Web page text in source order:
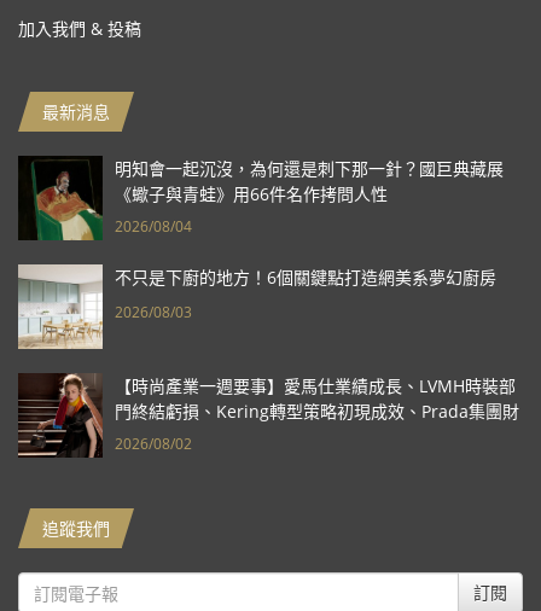
加入我們 & 投稿
最新消息
明知會一起沉沒，為何還是刺下那一針？國巨典藏展
《蠍子與青蛙》用66件名作拷問人性
2026/08/04
不只是下廚的地方！6個關鍵點打造網美系夢幻廚房
2026/08/03
【時尚產業一週要事】愛馬仕業績成長、LVMH時裝部
門終結虧損、Kering轉型策略初現成效、Prada集團財
報亮眼
2026/08/02
追蹤我們
訂閱